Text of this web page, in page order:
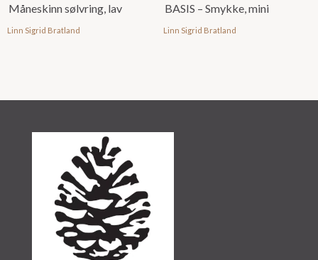
Måneskinn sølvring, lav
Linn Sigrid Bratland
BASIS – Smykke, mini
Linn Sigrid Bratland